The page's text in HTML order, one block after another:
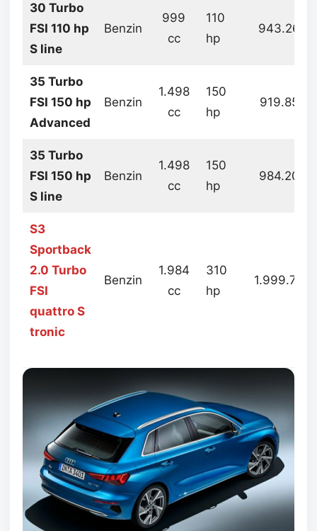
30 Turbo
FSI 110 hp
S line
Benzin
999
cc
110
hp
943.268
35 Turbo
FSI 150 hp
Advanced
Benzin
1.498
cc
150
hp
919.852
35 Turbo
FSI 150 hp
S line
Benzin
1.498
cc
150
hp
984.209
S3
Sportback
2.0 Turbo
FSI
quattro S
tronic
Benzin
1.984
cc
310
hp
1.999.734